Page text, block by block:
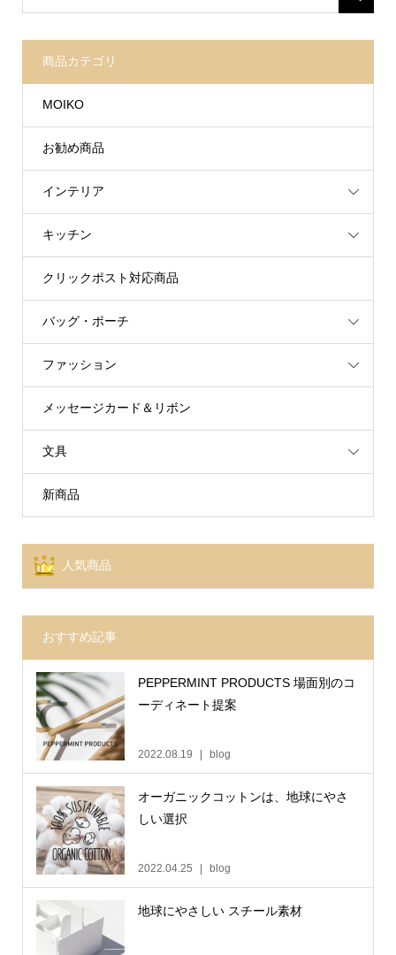
商品カテゴリ
MOIKO
お勧め商品
インテリア
キッチン
クリックポスト対応商品
バッグ・ポーチ
ファッション
メッセージカード＆リボン
文具
新商品
人気商品
おすすめ記事
PEPPERMINT PRODUCTS 場面別のコ
ーディネート提案
2022.08.19 blog
オーガニックコットンは、地球にやさ
しい選択
2022.04.25 blog
地球にやさしい スチール素材